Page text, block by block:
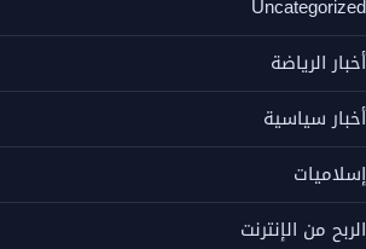
Uncategorized
أخبار الرياضة
أخبار سياسية
إسلاميات
الربح من الإنترنت